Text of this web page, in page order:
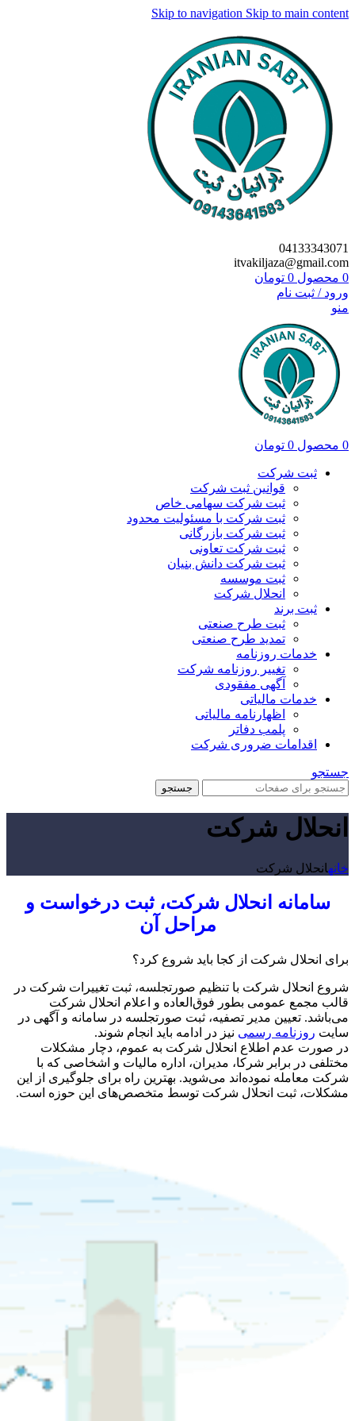
Skip to navigation Skip to main content
04133343071
itvakiljaza@gmail.com
0 محصول 0 تومان
ورود / ثبت نام
منو
0 محصول 0 تومان
ثبت شرکت
قوانین ثبت شرکت
ثبت شرکت سهامی خاص
ثبت شرکت با مسئولیت محدود
ثبت شرکت بازرگانی
ثبت شرکت تعاونی
ثبت شرکت دانش بنیان
ثبت موسسه
انحلال شرکت
ثبت برند
ثبت طرح صنعتی
تمدید طرح صنعتی
خدمات روزنامه
تغییر روزنامه شرکت
آگهی مفقودی
خدمات مالیاتی
اظهارنامه مالیاتی
پلمب دفاتر
اقدامات ضروری شرکت
جستجو
جستجو
انحلال شرکت
خانهانحلال شرکت
سامانه انحلال شرکت، ثبت درخواست و
مراحل آن
برای انحلال شرکت از کجا باید شروع کرد؟
شروع انحلال شرکت با تنظیم صورتجلسه، ثبت تغییرات شرکت در
قالب مجمع عمومی بطور فوق‌العاده و اعلام انحلال شرکت
می‌باشد. تعیین مدیر تصفیه، ثبت صورتجلسه در سامانه و آگهی در
سایت روزنامه رسمی نیز در ادامه باید انجام شوند.
در صورت عدم اطلاع انحلال شرکت به عموم، دچار مشکلات
مختلفی در برابر شرکا، مدیران، اداره مالیات و اشخاصی که با
شرکت معامله نموده‌اند می‌شوید. بهترین راه برای جلوگیری از این
مشکلات، ثبت انحلال شرکت توسط متخصص‌های این حوزه است.